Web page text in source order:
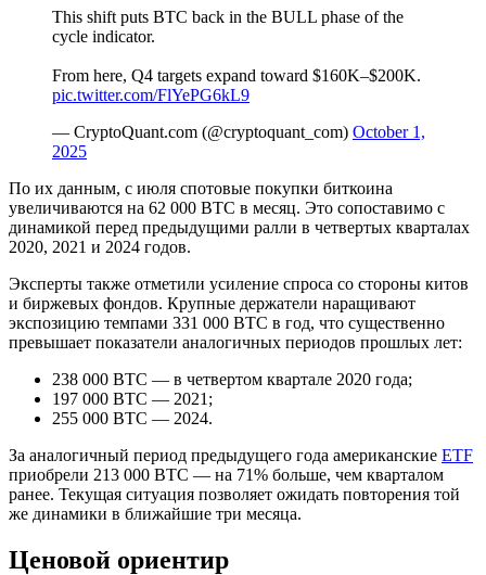
This shift puts BTC back in the BULL phase of the
cycle indicator.
From here, Q4 targets expand toward $160K–$200K.
pic.twitter.com/FlYePG6kL9
— CryptoQuant.com (@cryptoquant_com) October 1,
2025
По их данным, с июля спотовые покупки биткоина
увеличиваются на 62 000 BTC в месяц. Это сопоставимо с
динамикой перед предыдущими ралли в четвертых кварталах
2020, 2021 и 2024 годов.
Эксперты также отметили усиление спроса со стороны китов
и биржевых фондов. Крупные держатели наращивают
экспозицию темпами 331 000 BTC в год, что существенно
превышает показатели аналогичных периодов прошлых лет:
238 000 BTC — в четвертом квартале 2020 года;
197 000 BTC — 2021;
255 000 BTC — 2024.
За аналогичный период предыдущего года американские ETF
приобрели 213 000 BTC — на 71% больше, чем кварталом
ранее. Текущая ситуация позволяет ожидать повторения той
же динамики в ближайшие три месяца.
Ценовой ориентир